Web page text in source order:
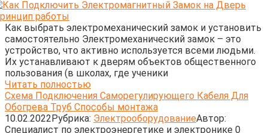
Как выбрать электромеханический замок и установить
самостоятельно Электромеханический замок – это
устройство, что активно используется всеми людьми.
Их устанавливают к дверям объектов общественного
пользования (в школах, где ученики
Читать полностью
Схема Подключения Саморегулирующего Кабеля Для
Обогрева Труб Способы монтажа
10.02.2022Рубрика: ЭлектрооборудованиеАвтор:
Cпециалист по электроэнергетике и электронике 0